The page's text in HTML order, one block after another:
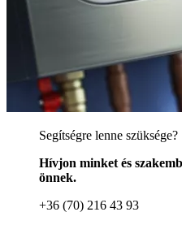
Segítségre lenne szüksége?
Hívjon minket és
önnek.
+36 (70) 216 43 93